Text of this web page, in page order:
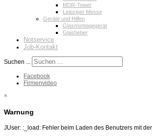
MDR-Tower
Leipziger Messe
Geräte und Hilfen
Glasmontagegerät
Glasheber
Notservice
Job-Kontakt
Suchen ...
Facebook
Firmenvideo
×
Warnung
JUser: :_load: Fehler beim Laden des Benutzers mit